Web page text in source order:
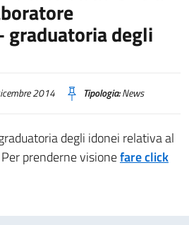
graduatoria degli
2014 Tipologia:News
degli idonei relativa al
prenderne visionefare click